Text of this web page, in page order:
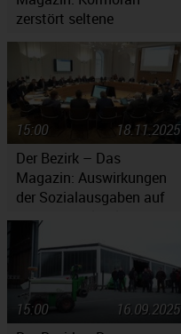
zerstört seltene
Fischbestände
Der Bezirk – Das
Magazin: Auswirkungen
der Sozialausgaben auf
den Haushaltsplan
18.11.2025
15:00
16.09.2025
15:00